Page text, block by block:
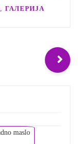
,ГАЛЕРИЈА